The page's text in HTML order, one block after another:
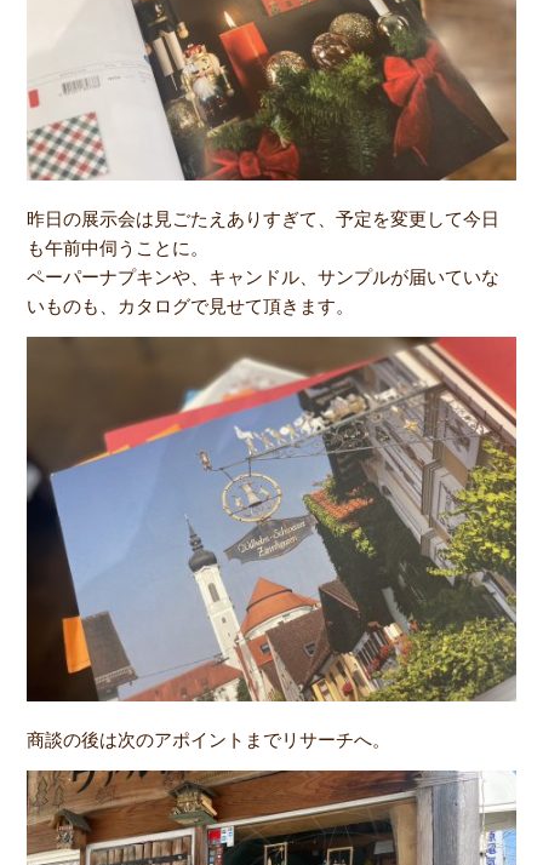
昨日の展示会は見ごたえありすぎて、予定を変更して今日
も午前中伺うことに。
ペーパーナプキンや、キャンドル、サンプルが届いていな
いものも、カタログで見せて頂きます。
商談の後は次のアポイントまでリサーチへ。